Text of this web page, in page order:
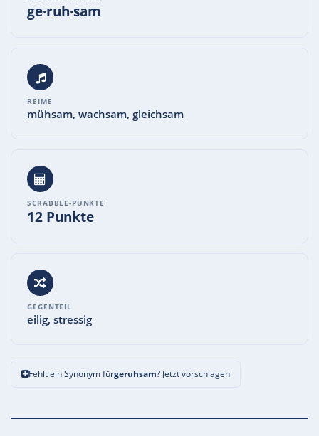
ge·ruh·sam
REIME
mühsam, wachsam, gleichsam
SCRABBLE-PUNKTE
12 Punkte
GEGENTEIL
eilig, stressig
Fehlt ein Synonym fürgeruhsam? Jetzt vorschlagen